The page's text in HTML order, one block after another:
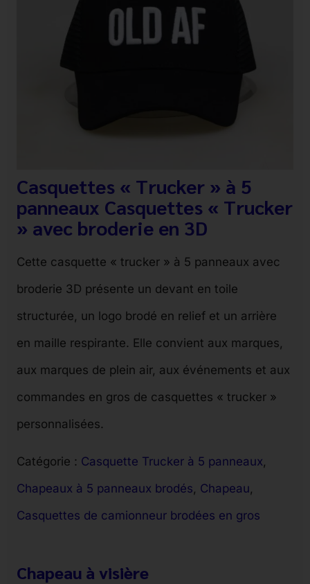
Casquettes « Trucker » à 5
panneaux Casquettes « Trucker
» avec broderie en 3D
Cette casquette « trucker » à 5 panneaux avec
broderie 3D présente un devant en toile
structurée, un logo brodé en relief et un arrière
en maille respirante. Elle convient aux marques,
aux marques de plein air, aux événements et aux
commandes en gros de casquettes « trucker »
personnalisées.
Catégorie : Casquette Trucker à 5 panneaux
Chapeaux à 5 panneaux brodés Chapeau
Casquettes de camionneur brodées en gros
Chapeau à visière